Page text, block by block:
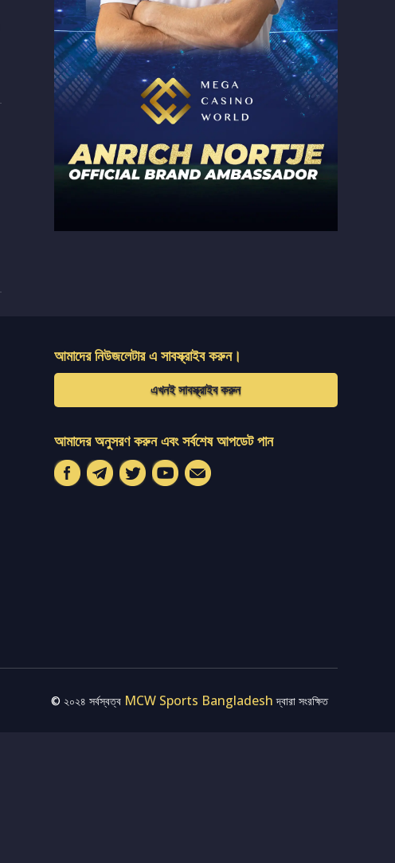
আমাদের নিউজলেটার এ সাবস্ক্রাইব করুন।
এখনই সাবস্ক্রাইব করুন
আমাদের অনুসরণ করুন এবং সর্বশেষ আপডেট পান
© ২০২৪ সর্বস্বত্ব MCW Sports Bangladesh দ্বারা সংরক্ষিত